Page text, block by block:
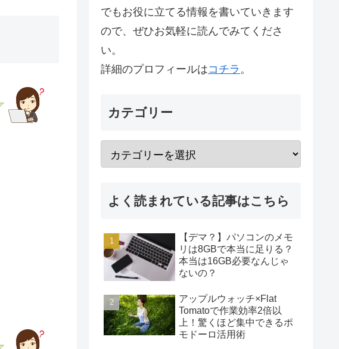
でもお役に立てる情報を書いていきます
ので、ぜひお気軽に読んでみてくださ
い。
詳細のプロフィールはコチラ 。
カテゴリー
よく読まれている記事はこちら
【デマ？】パソコンのメモ
リは8GBで本当に足りる？
本当は16GB必要なんじゃ
ないの？
アップルウォッチ×Flat
Tomatoで作業効率2倍以
上！驚くほど集中できるポ
モドーロ活用術